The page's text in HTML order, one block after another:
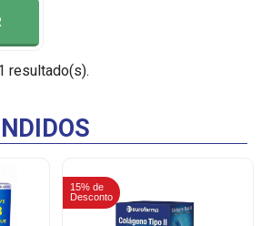
resultado(s).
15% de
Desconto